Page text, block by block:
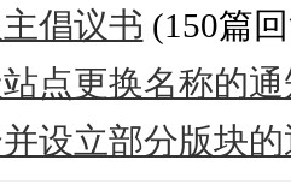
主倡议书 (150篇
点更换名称的通
设立部分版块